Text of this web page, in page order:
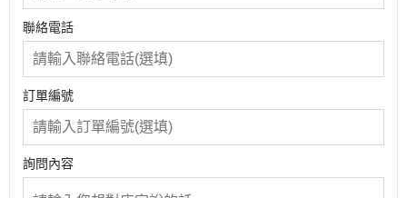
聯絡電話
訂單編號
詢問內容